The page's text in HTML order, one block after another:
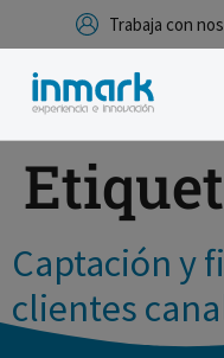
Trabaja con
Captación y
clientes